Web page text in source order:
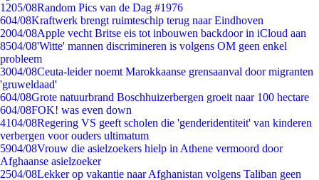
1205/08Random Pics van de Dag #1976
604/08Kraftwerk brengt ruimteschip terug naar Eindhoven
2004/08Apple vecht Britse eis tot inbouwen backdoor in iCloud aan
8504/08'Witte' mannen discrimineren is volgens OM geen enkel
probleem
3004/08Ceuta-leider noemt Marokkaanse grensaanval door migranten
'gruweldaad'
604/08Grote natuurbrand Boschhuizerbergen groeit naar 100 hectare
604/08FOK! was even down
4104/08Regering VS geeft scholen die 'genderidentiteit' van kinderen
verbergen voor ouders ultimatum
5904/08Vrouw die asielzoekers hielp in Athene vermoord door
Afghaanse asielzoeker
2504/08Lekker op vakantie naar Afghanistan volgens Taliban geen